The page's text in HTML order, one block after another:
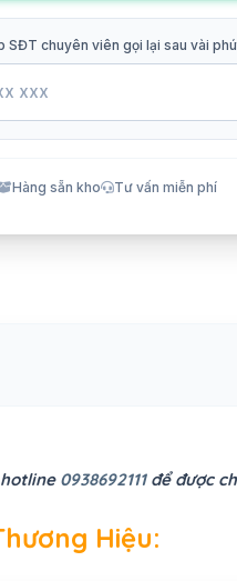
SĐT chuyên viên gọi lại sau vài
Hàng sẵn kho Tư vấn miễn phí
0938692111để được
Hiệu: